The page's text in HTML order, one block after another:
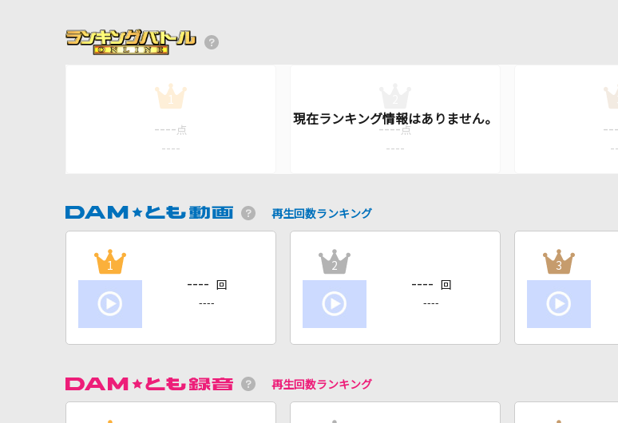
1
---- 点
----
---- 点
----
再生回数ランキング
1
---- 回
----
2
---- 回
----
3
再生回数ランキング